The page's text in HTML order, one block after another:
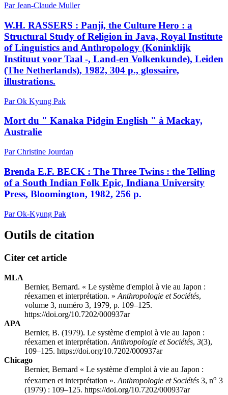
Par Jean-Claude Muller
W.H. RASSERS : Panji, the Culture Hero : a
Structural Study of Religion in Java, Royal Institute
of Linguistics and Anthropology (Koninklijk
Instituut voor Taal -, Land-en Volkenkunde), Leiden
(The Netherlands), 1982, 304 p., glossaire,
illustrations.
Par Ok Kyung Pak
Mort du " Kanaka Pidgin English " à Mackay,
Australie
Par Christine Jourdan
Brenda E.F. BECK : The Three Twins : the Telling
of a South Indian Folk Epic, Indiana University
Press, Bloomington, 1982, 256 p.
Par Ok-Kyung Pak
Outils de citation
Citer cet article
MLA
Bernier, Bernard. « Le système d'emploi à vie au Japon :
réexamen et interprétation. » Anthropologie et Sociétés,
volume 3, numéro 3, 1979, p. 109–125.
https://doi.org/10.7202/000937ar
APA
Bernier, B. (1979). Le système d'emploi à vie au Japon :
réexamen et interprétation. Anthropologie et Sociétés, 3(3),
109–125. https://doi.org/10.7202/000937ar
Chicago
Bernier, Bernard « Le système d'emploi à vie au Japon :
réexamen et interprétation ».Anthropologie et Sociétés 3, no 3
(1979) : 109–125. https://doi.org/10.7202/000937ar